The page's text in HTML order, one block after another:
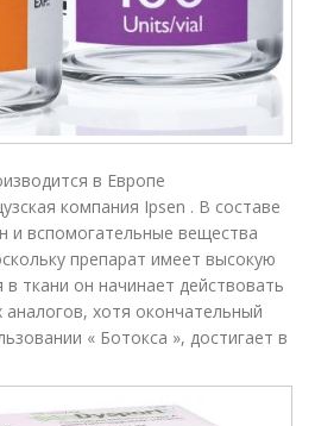
в Европе
компания Ipsen . В составе
и вспомогательные вещества
препарат имеет высокую
в ткани он начинает действовать
хотя окончательный
« Ботокса », достигает в